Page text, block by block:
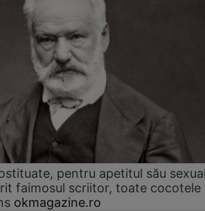
pentru apetitul său
faimosul scriitor, toate cocotele
okmagazine.ro